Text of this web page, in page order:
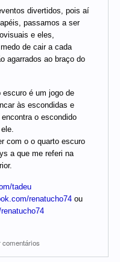
divertidos, pois aí
passamos a ser
e eles,
de cair a cada
agarrados ao braço do
escuro é um jogo de
às escondidas e
o escondido
com o o quarto escuro
a que me referi na
tadeu
renatucho74 ou
comentários